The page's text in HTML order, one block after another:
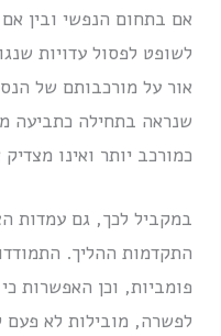
אם בתחום הנפשי ובין
לשופט לפסול עדויות
אור על מורכבותם של
שנראה בתחילה כתביעה
כמורכב יותר ואינו
במקביל לכך, גם עמדות
התקדמות ההליך.
פומביות, וכן האפשרות
לפשרה, מובילות לא פעם